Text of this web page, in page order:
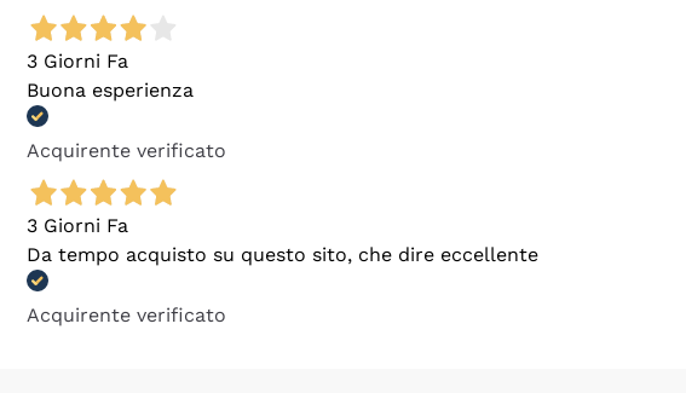
3 Giorni Fa
Buona esperienza
Acquirente verificato
3 Giorni Fa
Da tempo acquisto su questo sito, che dire eccellente
Acquirente verificato